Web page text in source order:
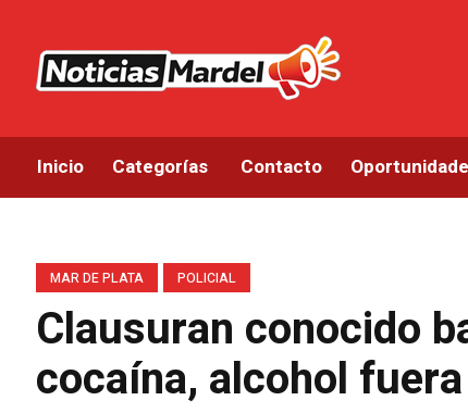
Inicio Categorías Contacto
MAR DE PLATA POLICIAL
Clausuran conocido
cocaína, alcohol